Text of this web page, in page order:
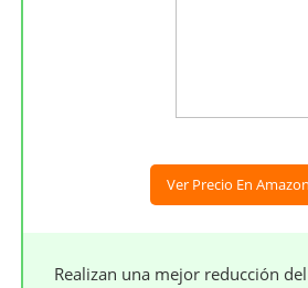
Ver Precio En
Realizan una mejor reducción